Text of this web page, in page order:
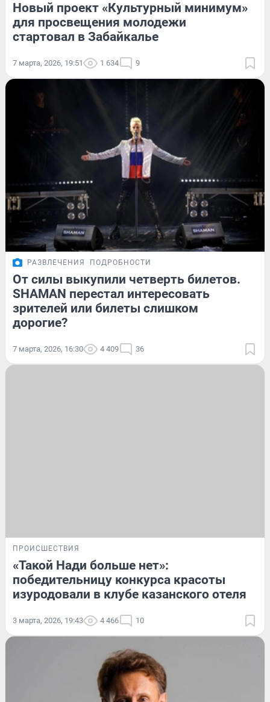
Новый проект «Культурный минимум»
для просвещения молодежи
стартовал в Забайкалье
7 марта, 2026, 19:51 1 634 9
РАЗВЛЕЧЕНИЯ ПОДРОБНОСТИ
От силы выкупили четверть билетов.
SHAMAN перестал интересовать
зрителей или билеты слишком
дорогие?
7 марта, 2026, 16:30 4 409 36
ПРОИСШЕСТВИЯ
«Такой Нади больше нет»:
победительницу конкурса красоты
изуродовали в клубе казанского отеля
3 марта, 2026, 19:43 4 466 10